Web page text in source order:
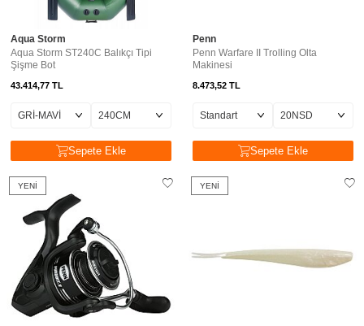
Aqua Storm
Aqua Storm ST240C Balıkçı Tipi
Şişme Bot
43.414,77 TL
Sepete Ekle
Penn
Penn Warfare II Trolling Olta
Makinesi
8.473,52 TL
Sepete Ekle
YENI YENI